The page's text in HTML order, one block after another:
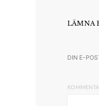
LÄMNA
DIN E-